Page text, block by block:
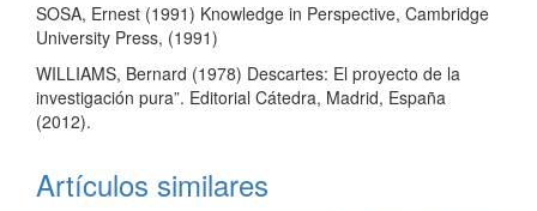
SOSA, Ernest (1991) Knowledge in Perspective, Cambridge
University Press, (1991)
WILLIAMS, Bernard (1978) Descartes: El proyecto de la
investigación pura”. Editorial Cátedra, Madrid, España
(2012).
Artículos similares